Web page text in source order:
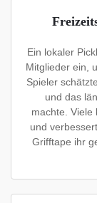
Ein lokaler
Mitglieder ein,
Spieler
und das
machte. Viele
und
Grifftape ihr